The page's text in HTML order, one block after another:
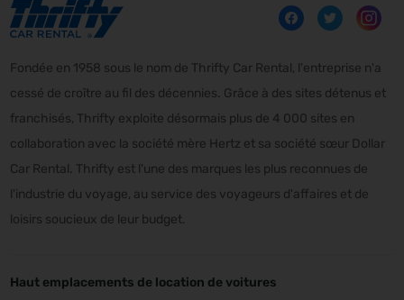
Fondée en 1958 sous le nom de Thrifty Car Rental, l'entreprise n'a
cessé de croître au fil des décennies. Grâce à des sites détenus et
franchisés, Thrifty exploite désormais plus de 4 000 sites en
collaboration avec la société mère Hertz et sa société sœur Dollar
Car Rental. Thrifty est l'une des marques les plus reconnues de
l'industrie du voyage, au service des voyageurs d'affaires et de
loisirs soucieux de leur budget.
Haut emplacements de location de voitures